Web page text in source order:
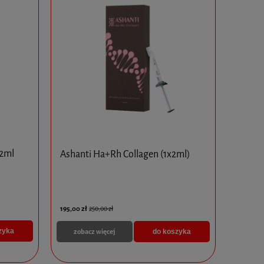
PINK GLOW - MESOHEAL 1 x 5ml RRS HA EYES 1 x
Ashanti Ha+Rh Collagen (1x2ml)
195,00 zł 250,00 zł
do koszyka
zobacz więcej